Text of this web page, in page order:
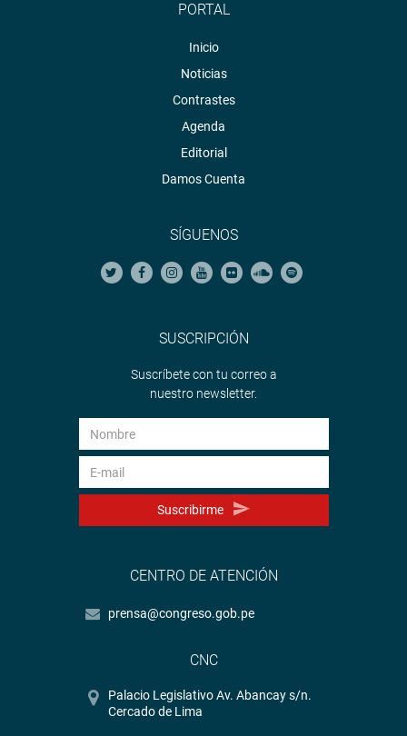
PORTAL
Inicio
Noticias
Contrastes
Agenda
Editorial
Damos Cuenta
SÍGUENOS
SUSCRIPCIÓN
Suscríbete con tu correo a
nuestro newsletter.
Suscribirme
CENTRO DE ATENCIÓN
prensa@congreso.gob.pe
CNC
Palacio Legislativo Av. Abancay s/n.
Cercado de Lima